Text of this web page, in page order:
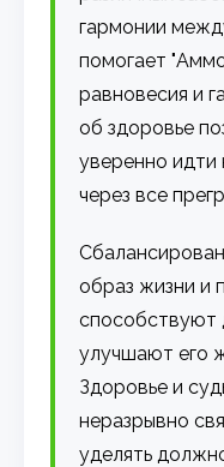
гармонии
помогает
равновесия и
об здоровье
уверенно идти
через все
образ жизни и
способствуют
улучшают его
Здоровье и
неразрывно
уделять